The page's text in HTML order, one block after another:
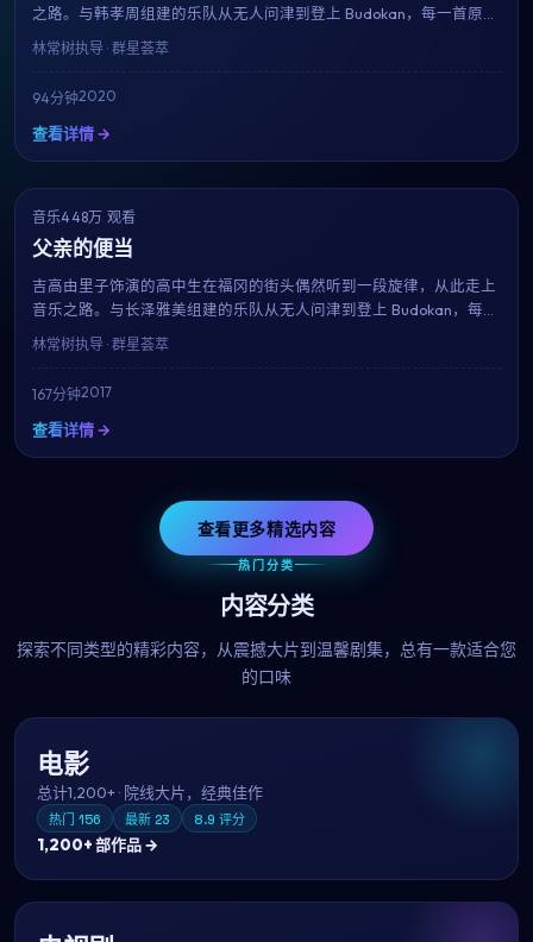
之路。与韩孝周组建的乐队从无人问津到登上 Budokan，每一首原创
歌曲都成为青春的注脚。林常树用近乎纪录片的真实感，献给所有曾
为梦想固执过的人。
林常树执导 · 群星荟萃
94分钟2020
查看详情 →
趋势
音乐448万 观看
父亲的便当
吉高由里子饰演的高中生在福冈的街头偶然听到一段旋律，从此走上
音乐之路。与长泽雅美组建的乐队从无人问津到登上 Budokan，每一
首原创歌曲都成为青春的注脚。林常树用近乎纪录片的真实感，献给
所有曾为梦想固执过的人。
林常树执导 · 群星荟萃
167分钟2017
查看详情 →
查看更多精选内容
热门分类
内容分类
探索不同类型的精彩内容，从震撼大片到温馨剧集，总有一款适合您
的口味
电影
总计1,200+· 院线大片，经典佳作
热门 156 最新 23 8.9 评分
1,200+部作品 →